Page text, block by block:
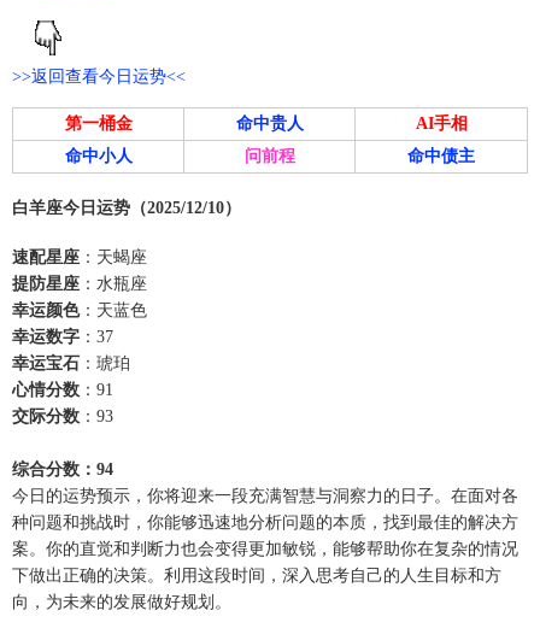
>>返回查看今日运势<<
第一桶金 命中贵人
AI手相
命中小人
问前程 命中债主
白羊座今日运势（2025/12/10）
速配星座 ：天蝎座
提防星座 ：水瓶座
幸运颜色：天蓝色
幸运数字 ：37
幸运宝石 ：琥珀
心情分数 ：91
交际分数 ：93
综合分数：94
今日的运势预示，你将迎来一段充满智慧与洞察力的日子。在面对各
种问题和挑战时，你能够迅速地分析问题的本质，找到最佳的解决方
案。你的直觉和判断力也会变得更加敏锐，能够帮助你在复杂的情况
下做出正确的决策。利用这段时间，深入思考自己的人生目标和方
向，为未来的发展做好规划。